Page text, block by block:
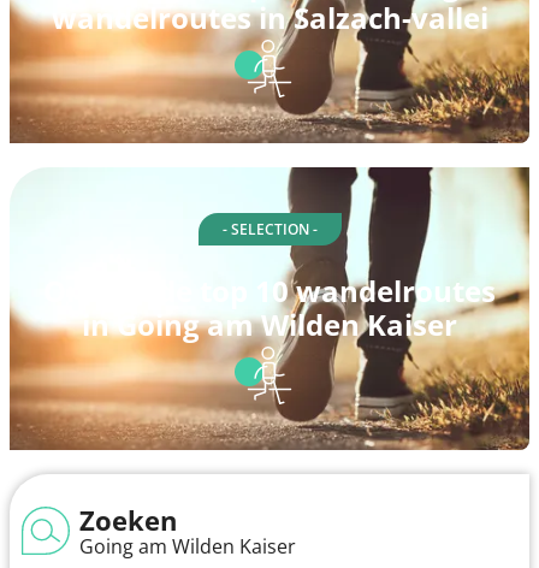
wandelroutes in Salzach-vallei
- SELECTION -
Ontdek de top 10 wandelroutes
in Going am Wilden Kaiser
Zoeken
Going am Wilden Kaiser